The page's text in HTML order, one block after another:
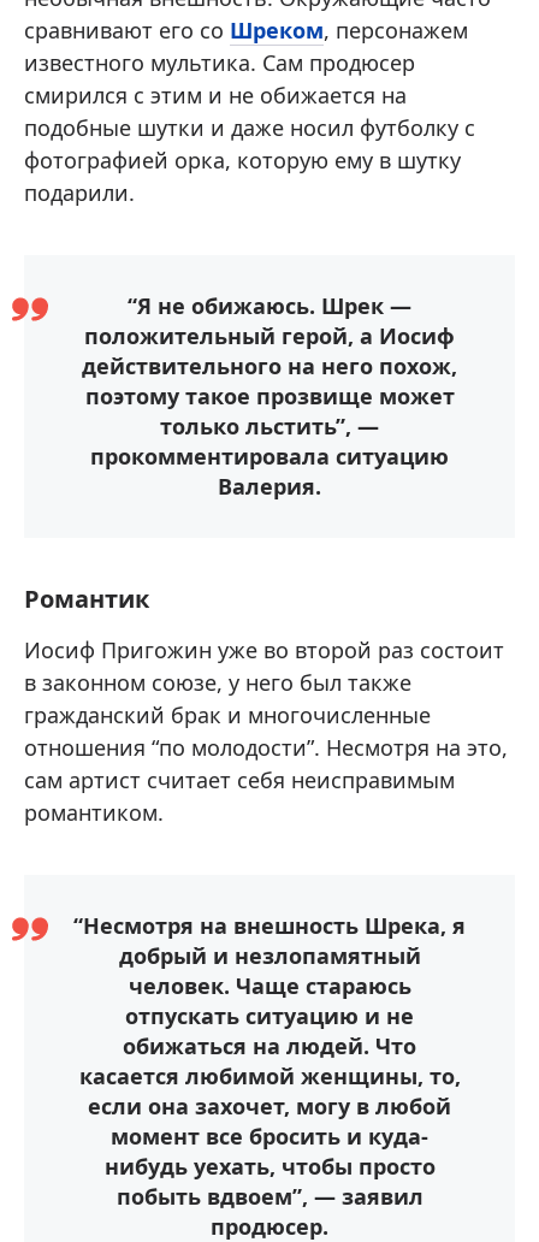
сравнивают его со Шреком, персонажем
известного мультика. Сам продюсер
смирился с этим и не обижается на
подобные шутки и даже носил футболку с
фотографией орка, которую ему в шутку
подарили.
“Я не обижаюсь. Шрек —
положительный герой, а Иосиф
действительного на него похож,
поэтому такое прозвище может
только льстить”, —
прокомментировала ситуацию
Валерия.
Романтик
Иосиф Пригожин уже во второй раз состоит
в законном союзе, у него был также
гражданский брак и многочисленные
отношения “по молодости”. Несмотря на это,
сам артист считает себя неисправимым
романтиком.
“Несмотря на внешность Шрека, я
добрый и незлопамятный
человек. Чаще стараюсь
отпускать ситуацию и не
обижаться на людей. Что
касается любимой женщины, то,
если она захочет, могу в любой
момент все бросить и куда-
нибудь уехать, чтобы просто
побыть вдвоем”, — заявил
продюсер.